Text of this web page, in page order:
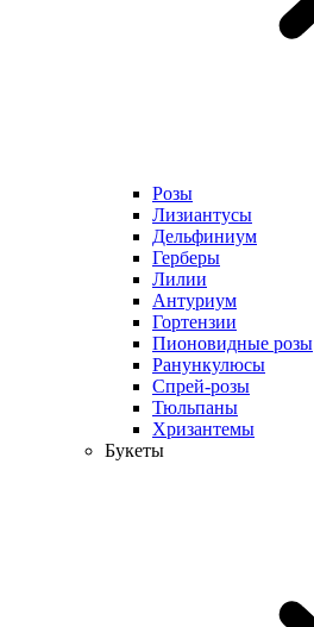
Розы
Лизиантусы
Дельфиниум
Герберы
Лилии
Антуриум
Гортензии
Пионовидные розы
Ранункулюсы
Спрей-розы
Тюльпаны
Хризантемы
Букеты